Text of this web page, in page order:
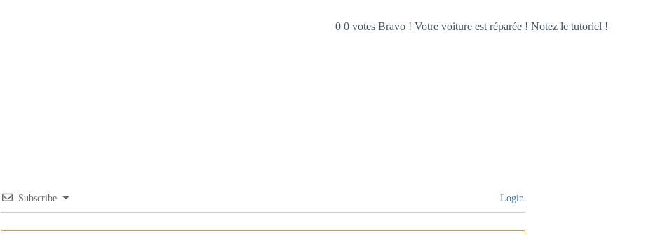
0 0 votes Bravo ! Votre voiture est réparée ! Notez le tutoriel !
Subscribe Login